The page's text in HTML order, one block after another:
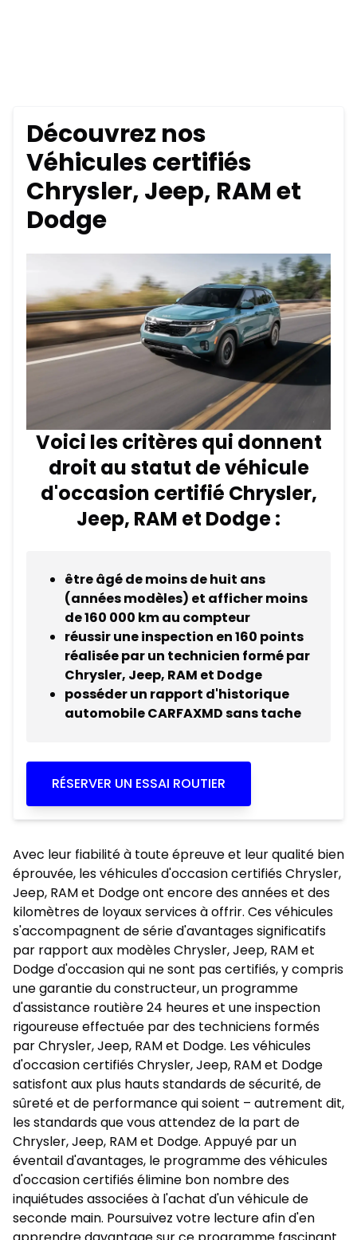
Découvrez nos
Véhicules certifiés
Chrysler, Jeep, RAM et
Dodge
Voici les critères qui donnent
droit au statut de véhicule
d'occasion certifié Chrysler,
Jeep, RAM et Dodge :
être âgé de moins de huit ans
(années modèles) et afficher moins
de 160 000 km au compteur
réussir une inspection en 160 points
réalisée par un technicien formé par
Chrysler, Jeep, RAM et Dodge
posséder un rapport d'historique
automobile CARFAXMD sans tache
RÉSERVER UN ESSAI ROUTIER
Avec leur fiabilité à toute épreuve et leur qualité bien
éprouvée, les véhicules d'occasion certifiés Chrysler,
Jeep, RAM et Dodge ont encore des années et des
kilomètres de loyaux services à offrir. Ces véhicules
s'accompagnent de série d'avantages significatifs
par rapport aux modèles Chrysler, Jeep, RAM et
Dodge d'occasion qui ne sont pas certifiés, y compris
une garantie du constructeur, un programme
d'assistance routière 24 heures et une inspection
rigoureuse effectuée par des techniciens formés
par Chrysler, Jeep, RAM et Dodge. Les véhicules
d'occasion certifiés Chrysler, Jeep, RAM et Dodge
satisfont aux plus hauts standards de sécurité, de
sûreté et de performance qui soient – autrement dit,
les standards que vous attendez de la part de
Chrysler, Jeep, RAM et Dodge. Appuyé par un
éventail d'avantages, le programme des véhicules
d'occasion certifiés élimine bon nombre des
inquiétudes associées à l'achat d'un véhicule de
seconde main. Poursuivez votre lecture afin d'en